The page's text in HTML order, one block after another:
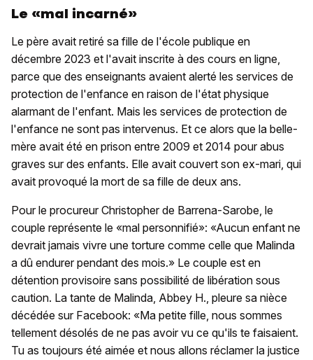
Le «mal incarné»
Le père avait retiré sa fille de l'école publique en
décembre 2023 et l'avait inscrite à des cours en ligne,
parce que des enseignants avaient alerté les services de
protection de l'enfance en raison de l'état physique
alarmant de l'enfant. Mais les services de protection de
l'enfance ne sont pas intervenus. Et ce alors que la belle-
mère avait été en prison entre 2009 et 2014 pour abus
graves sur des enfants. Elle avait couvert son ex-mari, qui
avait provoqué la mort de sa fille de deux ans.
Pour le procureur Christopher de Barrena-Sarobe, le
couple représente le «mal personnifié»: «Aucun enfant ne
devrait jamais vivre une torture comme celle que Malinda
a dû endurer pendant des mois.» Le couple est en
détention provisoire sans possibilité de libération sous
caution. La tante de Malinda, Abbey H., pleure sa nièce
décédée sur Facebook: «Ma petite fille, nous sommes
tellement désolés de ne pas avoir vu ce qu'ils te faisaient.
Tu as toujours été aimée et nous allons réclamer la justice